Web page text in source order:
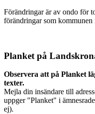
Förändringar är av ondo för
förändringar som
Planket på
Observera att på Planket
texter.
Mejla din insändare till
uppger "Planket" i
ej).